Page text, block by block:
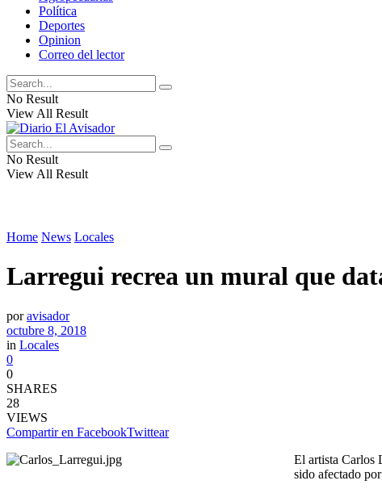
Política
Deportes
Opinion
Correo del lector
No Result
View All Result
No Result
View All Result
Home News Locales
Larregui recrea un mural que
por avisador
octubre 8, 2018
in Locales
0
0
SHARES
28
VIEWS
Compartir en FacebookTwittear
El artista Carlos
sido afectado